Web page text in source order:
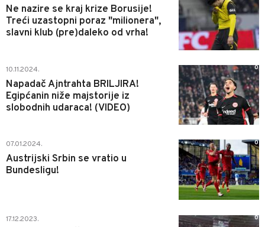
Ne nazire se kraj krize Borusije!
Treći uzastopni poraz "milionera",
slavni klub (pre)daleko od vrha!
10.11.2024.
Napadač Ajntrahta BRILJIRA!
Egipćanin niže majstorije iz
slobodnih udaraca! (VIDEO)
0
07.01.2024.
Austrijski Srbin se vratio u
Bundesligu!
0
17.12.2023. 0